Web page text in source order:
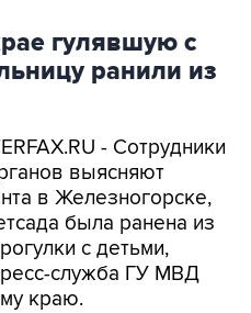
гулявшую с
ранили из
- Сотрудники
выясняют
в Железногорске,
была ранена из
с детьми,
служба ГУ МВД
краю.